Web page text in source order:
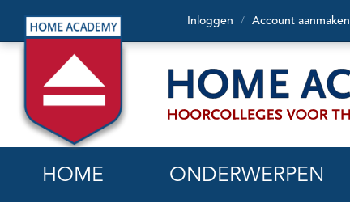
Inloggen / Account aanmaken
HOME ONDERWERPEN